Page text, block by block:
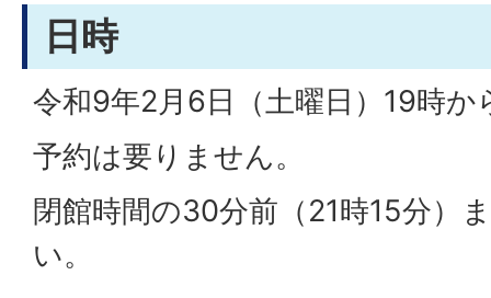
日時
令和9年2月6日（土曜日）19時か
予約は要りません。
閉館時間の30分前（21時15分）
い。